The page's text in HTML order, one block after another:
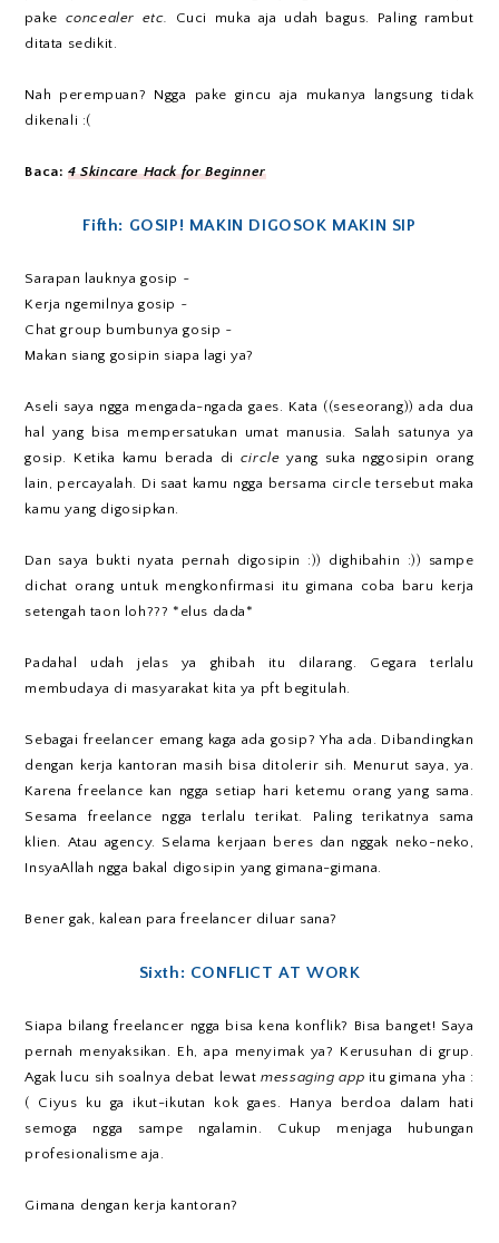
pake concealer etc.
Cuci muka aja udah bagus. Paling rambut
ditata sedikit.
Nah perempuan? Ngga pake gincu aja mukanya langsung tidak
dikenali :(
Baca:4 Skincare Hack for Beginner
Fifth: GOSIP! MAKIN DIGOSOK MAKIN SIP
Sarapan lauknya gosip ~
Kerja ngemilnya gosip ~
Chat group bumbunya gosip ~
Makan siang gosipin siapa lagi ya?
Aseli saya ngga mengada-ngada gaes. Kata ((seseorang)) ada dua
hal yang bisa mempersatukan umat manusia. Salah satunya ya
gosip. Ketika kamu berada di circle yang suka nggosipin orang
lain, percayalah. Di saat kamu ngga bersama circle tersebut maka
kamu yang digosipkan.
Dan saya bukti nyata pernah digosipin :)) dighibahin :)) sampe
dichat orang untuk mengkonfirmasi itu gimana coba baru kerja
setengah taon loh??? *elus dada*
Padahal udah jelas ya ghibah itu dilarang. Gegara terlalu
membudaya di masyarakat kita ya pft begitulah.
Sebagai freelancer emang kaga ada gosip? Yha ada. Dibandingkan
dengan kerja kantoran masih bisa ditolerir sih. Menurut saya, ya.
Karena freelance kan ngga setiap hari ketemu orang yang sama.
Sesama freelance ngga terlalu terikat. Paling terikatnya sama
klien. Atau agency. Selama kerjaan beres dan nggak neko-neko,
InsyaAllah ngga bakal digosipin yang gimana-gimana.
Bener gak, kalean para freelancer diluar sana?
Sixth: CONFLICT AT WORK
Siapa bilang freelancer ngga bisa kena konflik? Bisa banget! Saya
pernah menyaksikan. Eh, apa menyimak ya? Kerusuhan di grup.
Agak lucu sih soalnya debat lewatmessaging app itu gimana yha :
( Ciyus ku ga ikut-ikutan kok gaes. Hanya berdoa dalam hati
semoga ngga sampe ngalamin. Cukup menjaga hubungan
profesionalisme aja.
Gimana dengan kerja kantoran?